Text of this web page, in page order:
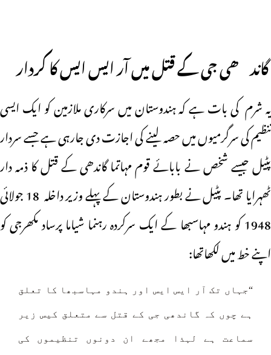
گاندھی جی کے قتل میں آر ایس ایس کا کردار
یہ شرم کی بات ہے کہ ہندوستان میں سرکاری ملازمین کو ایک ایسی
تنظیم کی سرگرمیوں میں حصہ لینے کی اجازت دی جارہی ہے جسے سردار
پٹیل جیسے شخص نے بابائے قوم مہاتما گاندھی کے قتل کا ذمہ دار
ٹھہرایا تھا۔ پٹیل نے بطور ہندوستان کے پہلے وزیر داخلہ 18 جولائی
1948 کو ہندو مہاسبھا کے ایک سرکردہ رہنما شیاما پرساد مکھرجی کو
اپنے خط میں لکھاتھا:
“جہاں تک آر ایس ایس اور ہندو مہاسبھا کا تعلق
ہے چوں کہ گاندھی جی کے قتل سے متعلق کیس زیر
سماعت ہے لہذا مجھے ان دونوں تنظیموں کی